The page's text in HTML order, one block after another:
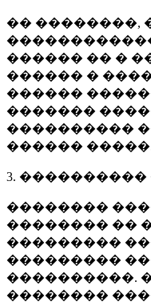
�� ��������,
������ �� �
������ �
������
�������
����������
������
3.
��������
�������� ��
���������
���������
����������.
��������